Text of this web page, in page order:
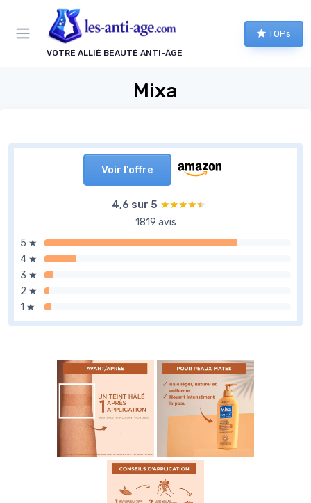
VOTRE ALLIÉ BEAUTÉ ANTI-ÂGE
TOPs
Mixa
Voir l'offre
4,6 sur 5 ★★★★★
★★★★★
1819 avis
5 ★
4 ★
3 ★
2 ★
1 ★
Panneau de gestion des cookies